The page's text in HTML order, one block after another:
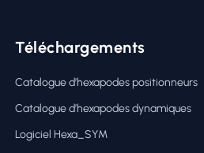
Téléchargements
Catalogue d’hexapodes positionneurs
Catalogue d’hexapodes dynamiques
Logiciel Hexa_SYM